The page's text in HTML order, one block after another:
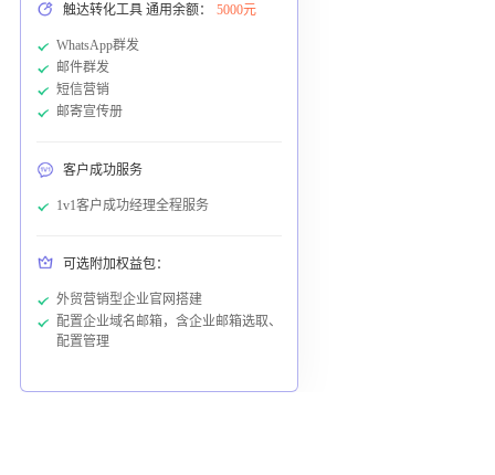
触达转化工具 通用余额： 5000元
WhatsApp群发
邮件群发
短信营销
邮寄宣传册
客户成功服务
1v1客户成功经理全程服务
可选附加权益包：
外贸营销型企业官网搭建
配置企业域名邮箱，含企业邮箱选取、
配置管理